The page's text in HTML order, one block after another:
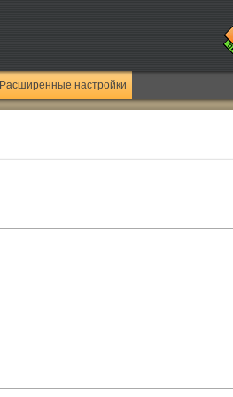
Расширенные настройки